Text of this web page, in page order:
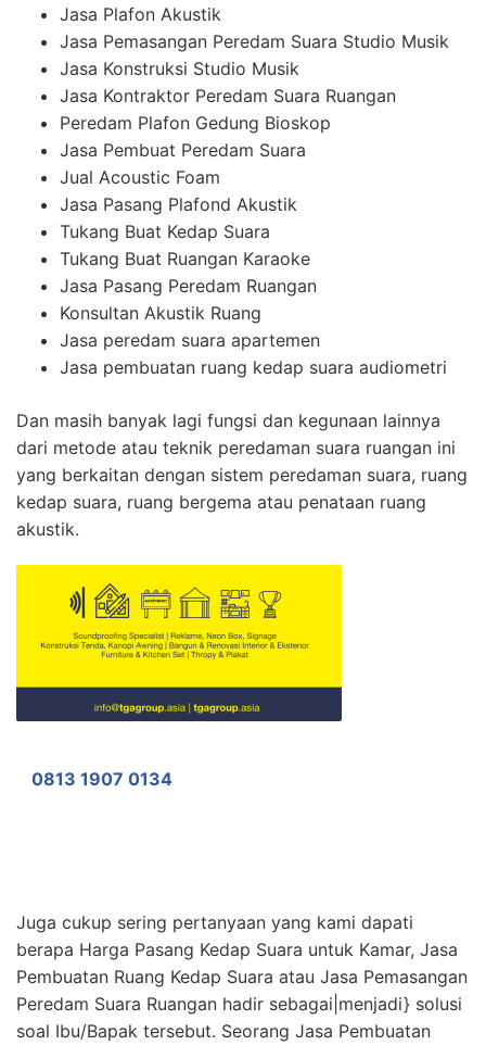
Jasa Plafon Akustik
Jasa Pemasangan Peredam Suara Studio Musik
Jasa Konstruksi Studio Musik
Jasa Kontraktor Peredam Suara Ruangan
Peredam Plafon Gedung Bioskop
Jasa Pembuat Peredam Suara
Jual Acoustic Foam
Jasa Pasang Plafond Akustik
Tukang Buat Kedap Suara
Tukang Buat Ruangan Karaoke
Jasa Pasang Peredam Ruangan
Konsultan Akustik Ruang
Jasa peredam suara apartemen
Jasa pembuatan ruang kedap suara audiometri
Dan masih banyak lagi fungsi dan kegunaan lainnya
dari metode atau teknik peredaman suara ruangan ini
yang berkaitan dengan sistem peredaman suara, ruang
kedap suara, ruang bergema atau penataan ruang
akustik.
0813 1907 0134
Juga cukup sering pertanyaan yang kami dapati
berapa Harga Pasang Kedap Suara untuk Kamar, Jasa
Pembuatan Ruang Kedap Suara atau Jasa Pemasangan
Peredam Suara Ruangan hadir sebagai|menjadi} solusi
soal Ibu/Bapak tersebut. Seorang Jasa Pembuatan